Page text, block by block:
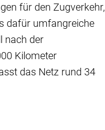
für den Zugverkehr,
dafür umfangreiche
nach der
Kilometer
das Netz rund 34